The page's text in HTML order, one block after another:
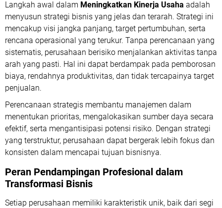
Langkah awal dalam Meningkatkan Kinerja Usaha adalah
menyusun strategi bisnis yang jelas dan terarah. Strategi ini
mencakup visi jangka panjang, target pertumbuhan, serta
rencana operasional yang terukur. Tanpa perencanaan yang
sistematis, perusahaan berisiko menjalankan aktivitas tanpa
arah yang pasti. Hal ini dapat berdampak pada pemborosan
biaya, rendahnya produktivitas, dan tidak tercapainya target
penjualan.
Perencanaan strategis membantu manajemen dalam
menentukan prioritas, mengalokasikan sumber daya secara
efektif, serta mengantisipasi potensi risiko. Dengan strategi
yang terstruktur, perusahaan dapat bergerak lebih fokus dan
konsisten dalam mencapai tujuan bisnisnya.
Peran Pendampingan Profesional dalam
Transformasi Bisnis
Setiap perusahaan memiliki karakteristik unik, baik dari segi